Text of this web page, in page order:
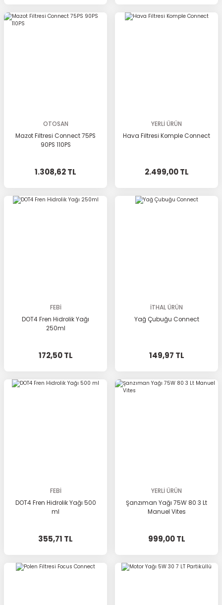
OTOSAN
Mazot Filtresi Connect 75PS
90PS 110PS
1.308,62 TL
YERLİ ÜRÜN
Hava Filtresi Komple Connect
2.499,00 TL
FEBİ
DOT4 Fren Hidrolik Yağı
250ml
172,50 TL
İTHAL ÜRÜN
Yağ Çubuğu Connect
149,97 TL
FEBİ
DOT4 Fren Hidrolik Yağı 500
ml
355,71 TL
YERLİ ÜRÜN
Şanzıman Yağı 75W 80 3 Lt
Manuel Vites
999,00 TL